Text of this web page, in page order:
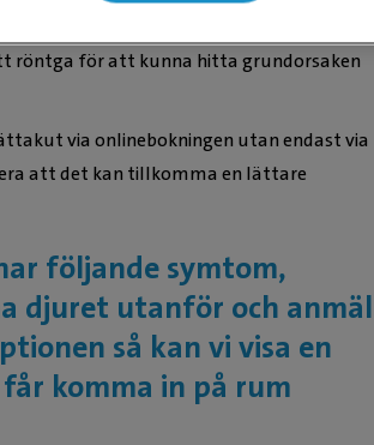
röntga för att kunna hitta grundorsaken
via onlinebokningen utan endast via
att det kan tillkomma en lättare
följande symtom,
djuret utanför och anmäl
så kan vi visa en
komma in på rum